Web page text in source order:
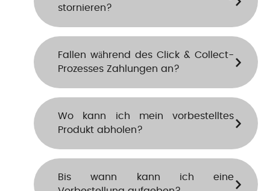
stornieren?
Fallen während des Click & Collect-
Prozesses Zahlungen an?
Wo kann ich mein vorbestelltes
Produkt abholen?
Bis wann kann ich eine